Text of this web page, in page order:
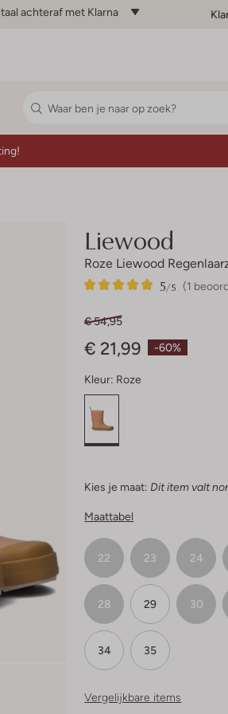
achteraf met Klarna
Liewood
Roze Liewood
(1
5/5
1
5
-60%
€ 54,95
€ 21,99
Kleur: Roze
Kies je maat: Dit item valt
Maattabel
22 23 24
28 29 30
34 35
Vergelijkbare items